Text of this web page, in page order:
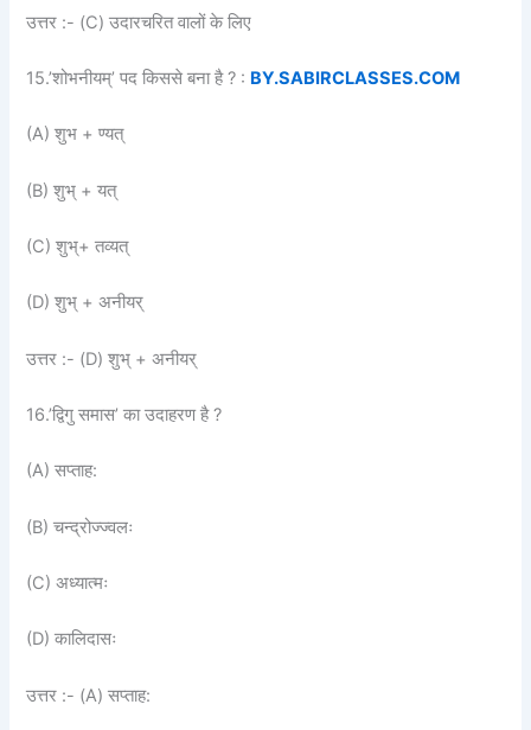
उत्तर :- (C) उदारचरित वालों के लिए
15.’शोभनीयम्’ पद किससे बना है ? : BY.SABIRCLASSES.COM
(A) शुभ + ण्यत्
(B) शुभ् + यत्
(C) शुभ्+ तव्यत्
(D) शुभ् + अनीयर्
उत्तर :- (D) शुभ् + अनीयर्
16.’द्विगु समास’ का उदाहरण है ?
(A) सप्ताह:
(B) चन्द्रोज्ज्वलः
(C) अध्यात्मः
(D) कालिदासः
उत्तर :- (A) सप्ताह: